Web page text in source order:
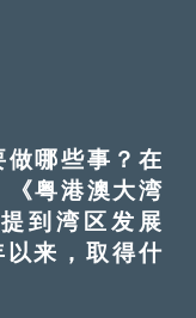
哪些事？在
《粤港澳大湾
到湾区发展
来，取得什